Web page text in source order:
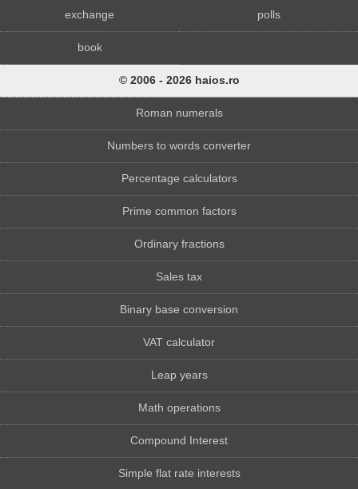
exchange polls
book
© 2006 - 2026 haios.ro
Roman numerals
Numbers to words converter
Percentage calculators
Prime common factors
Ordinary fractions
Sales tax
Binary base conversion
VAT calculator
Leap years
Math operations
Compound Interest
Simple flat rate interests